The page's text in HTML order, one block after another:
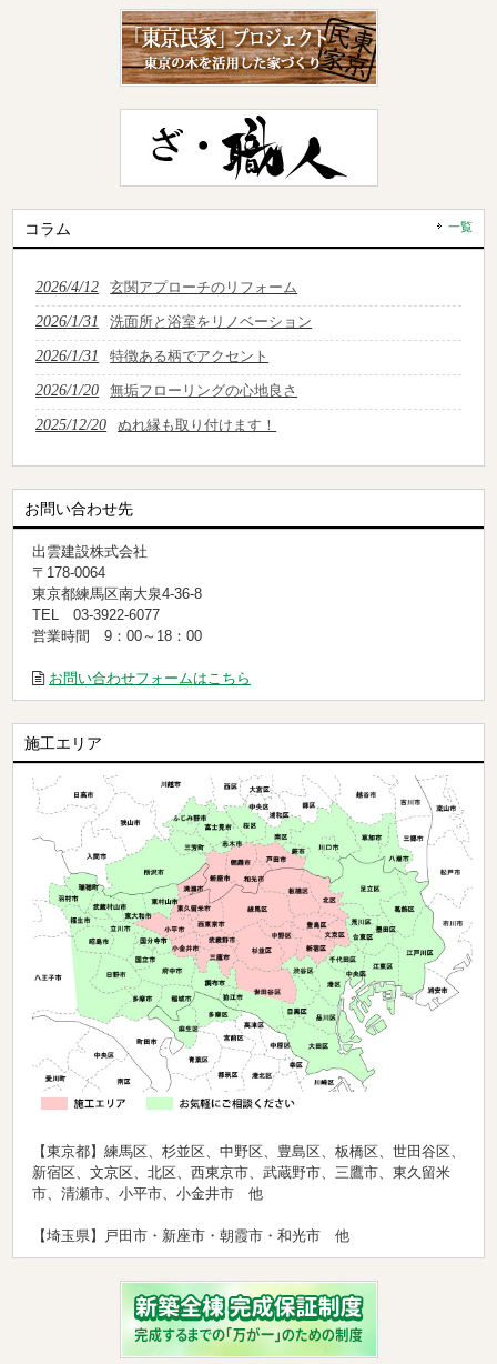
コラム 一覧
2026/4/12 玄関アプローチのリフォーム
2026/1/31 洗面所と浴室をリノベーション
2026/1/31 特徴ある柄でアクセント
2026/1/20 無垢フローリングの心地良さ
2025/12/20 ぬれ縁も取り付けます！
お問い合わせ先
出雲建設株式会社
〒178-0064
東京都練馬区南大泉4-36-8
TEL 03-3922-6077
営業時間 9：00～18：00
お問い合わせフォームはこちら
施工エリア
【東京都】練馬区、杉並区、中野区、豊島区、板橋区、世田谷区、
新宿区、文京区、北区、西東京市、武蔵野市、三鷹市、東久留米
市、清瀬市、小平市、小金井市 他
【埼玉県】戸田市・新座市・朝霞市・和光市 他